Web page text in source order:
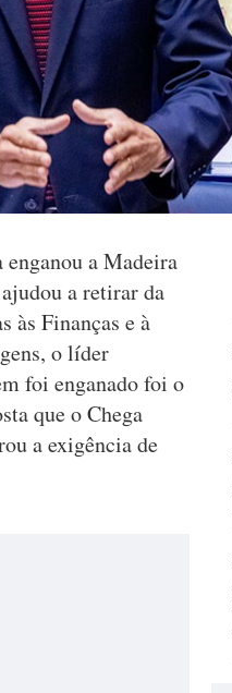
a Madeira
a retirar da
às Finanças e à
o líder
foi enganado foi o
que o Chega
a exigência de